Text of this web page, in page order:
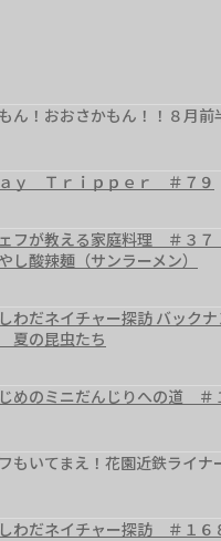
ん！おおさかもん！！８月前
ｙ Ｔｒｉｐｐｅｒ ＃７９
フが教える家庭料理 ＃３
し酸辣麺（サンラーメン）
わだネイチャー探訪 バックナ
夏の昆虫たち
めのミニだんじりへの道 ＃
もいてまえ！花園近鉄ライナ
わだネイチャー探訪 ＃１６